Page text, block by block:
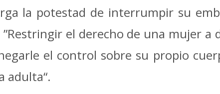
la potestad de interrumpir su
el derecho de una mujer
el control sobre su propio
adulta“.